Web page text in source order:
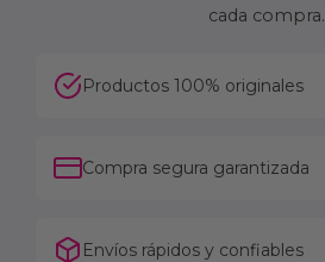
cada compra.
Productos 100% originales
Compra segura garantizada
Envíos rápidos y confiables